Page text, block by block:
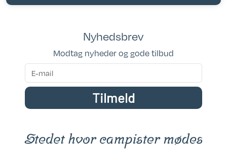
Nyhedsbrev
Modtag nyheder og gode tilbud
Tilmeld